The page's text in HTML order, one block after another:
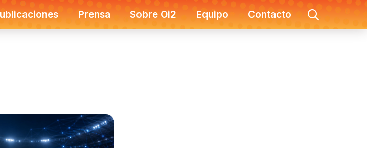
Prensa Sobre Oi2 Equipo Contacto